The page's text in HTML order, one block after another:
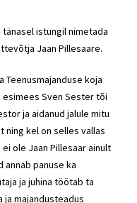
istungil nimetada
Jaan Pillesaare.
Teenusmajanduse koja
Sven Sester tõi
ja aidanud jalule mitu
kel on selles vallas
ole Jaan Pillesaar ainult
panuse ka
ja juhina töötab ta
majandusteadus